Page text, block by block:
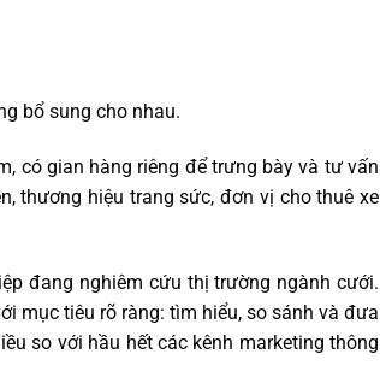
bổ sung cho nhau.
có gian hàng riêng để trưng bày và tư vấn
thương hiệu trang sức, đơn vị cho thuê xe
đang nghiêm cứu thị trường ngành cưới.
mục tiêu rõ ràng: tìm hiểu, so sánh và đưa
so với hầu hết các kênh marketing thông